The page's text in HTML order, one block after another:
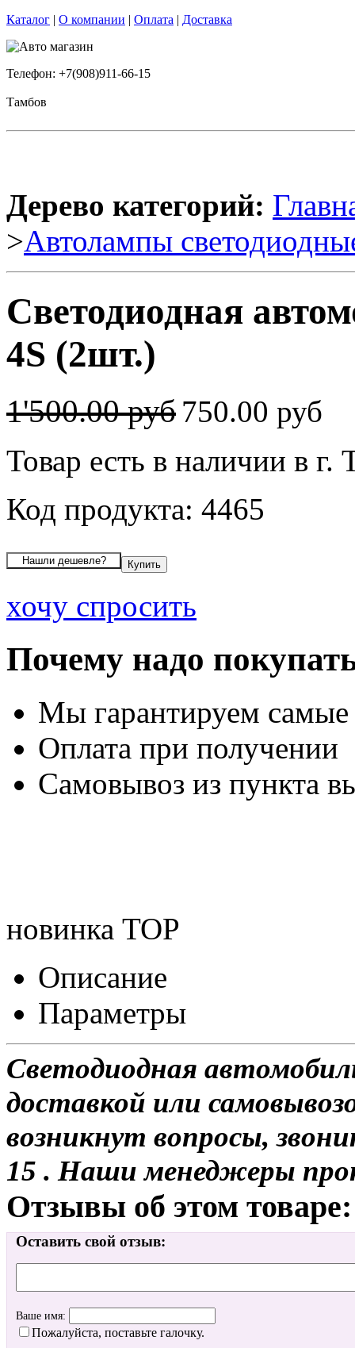
Каталог | О компании | Оплата | Доставка
Телефон: +7(908)911-66-15
Тамбов
Дерево категорий:
>Автолампы
Светодиодная
4S (2шт.)
1'500.00 руб 750.00 руб
Товар есть в наличии в г.
Код продукта: 4465
хочу спросить
Почему надо
Мы гарантируем
Оплата при получении
Самовывоз из пункта
новинка TOP
Описание
Параметры
Светодиодная
доставкой или
возникнут вопросы,
15 . Наши менеджеры
Отзывы об этом товаре:
Оставить свой отзыв:
Ваше имя:
Пожалуйста, поставьте галочку.